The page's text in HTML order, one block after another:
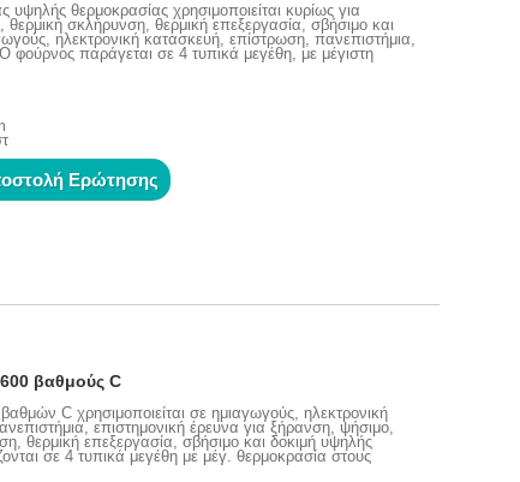
θερμοκρασίας χρησιμοποιείται κυρίως για
σκλήρυνση, θερμική επεξεργασία, σβήσιμο και
ηλεκτρονική κατασκευή, επίστρωση, πανεπιστήμια,
φούρνος παράγεται σε 4 τυπικά μεγέθη, με μέγιστη
Ερώτησης
βαθμούς C
C χρησιμοποιείται σε ημιαγωγούς, ηλεκτρονική
επιστημονική έρευνα για ξήρανση, ψήσιμο,
θερμική επεξεργασία, σβήσιμο και δοκιμή υψηλής
σε 4 τυπικά μεγέθη με μέγ. θερμοκρασία στους